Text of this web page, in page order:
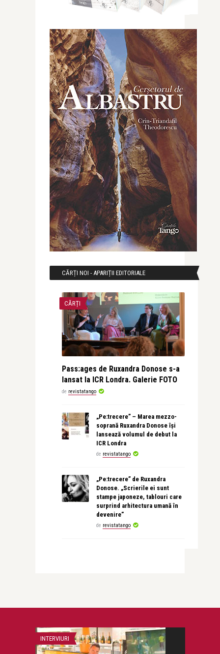
CĂRȚI NOI - APARIȚII EDITORIALE
CĂRȚI
Pass:ages de Ruxandra Donose s-a
lansat la ICR Londra. Galerie FOTO
de revistatango
„Pe:trecere” – Marea mezzo-
soprană Ruxandra Donose își
lansează volumul de debut la
ICR Londra
de revistatango
„Pe:trecere” de Ruxandra
Donose. „Scrierile ei sunt
stampe japoneze, tablouri care
surprind arhitectura umană în
devenire”
de revistatango
INTERVIURI